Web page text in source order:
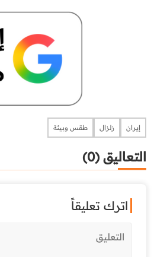
إيران زلزال طقس وبيئة
التعاليق (0)
اترك تعليقاً